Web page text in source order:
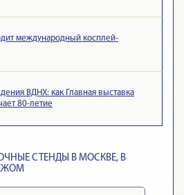
международный косплей-
ВДНХ: как Главная выставка
80-летие
СТЕНДЫ В МОСКВЕ, В